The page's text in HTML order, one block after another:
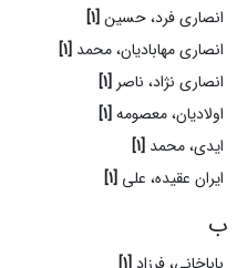
انصاری فرد، حسین [1]
انصاری مهابادیان، محمد [1]
انصاری نژاد، ناصر [1]
اولادیان، معصومه [1]
ایدی، محمد [1]
ایران عقیده، علی [1]
ب